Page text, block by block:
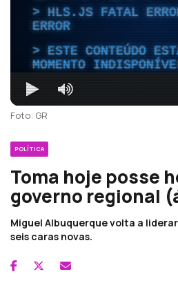
HLS.JS FATAL
ERROR
ESTE CONTEÚDO
MOMENTO
Foto: GR
POLÍTICA
Toma hoje posse
governo regional
Miguel Albuquerque volta a
seis caras novas.